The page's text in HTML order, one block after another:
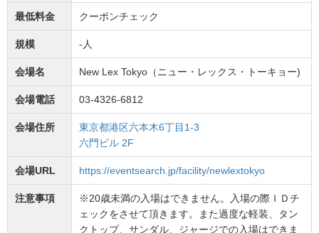
最低料金 クーポンチェック
規模 -人
会場名 New Lex Tokyo（ニュー・レックス・トーキョー)
会場電話 03-4326-6812
会場住所
東京都港区六本木6丁目1-3
六門ビル 2F
会場URL https://eventsearch.jp/facility/newlextokyo
注意事項
※20歳未満の入場はできません。入場の際ＩＤチ
ェックをさせて頂きます。また過度な軽装、タン
クトップ、サンダル、ジャージでの入場はできま